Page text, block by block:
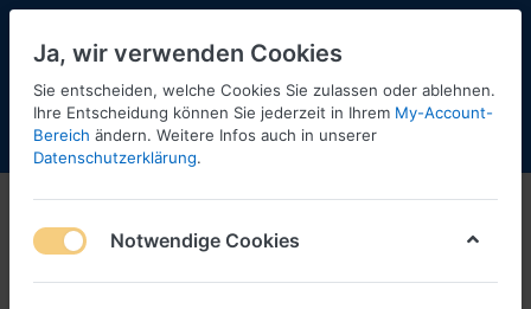
Menü Anmelden Shopaktualisierung
Ja, wir verwenden Cookies
Sie entscheiden, welche Cookies Sie zulassen oder ablehnen.
Ihre Entscheidung können Sie jederzeit in Ihrem My-Account-
Bereich ändern. Weitere Infos auch in unserer
Datenschutzerklärung.
Notwendige Cookies